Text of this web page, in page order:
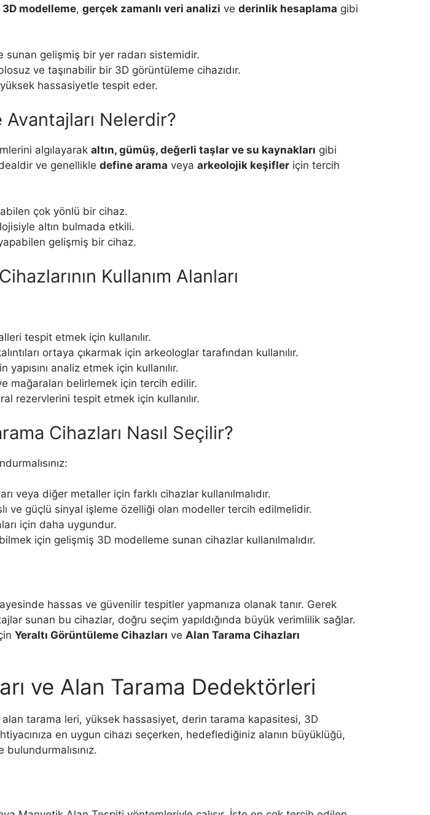
3D modelleme, gerçek zamanlı veri analizi ve derinlik hesaplama gibi
sunan gelişmiş bir yer radarı sistemidir.
ve taşınabilir bir 3D görüntüleme cihazıdır.
yüksek hassasiyetle tespit eder.
Avantajları Nelerdir?
algılayarak altın, gümüş, değerli taşlar ve su kaynakları gibi
ve genellikle define arama veya arkeolojik keşifler için tercih
çok yönlü bir cihaz.
altın bulmada etkili.
gelişmiş bir cihaz.
Kullanım Alanları
tespit etmek için kullanılır.
ortaya çıkarmak için arkeologlar tarafından kullanılır.
yapısını analiz etmek için kullanılır.
mağaraları belirlemek için tercih edilir.
rezervlerini tespit etmek için kullanılır.
Cihazları Nasıl Seçilir?
veya diğer metaller için farklı cihazlar kullanılmalıdır.
ve güçlü sinyal işleme özelliği olan modeller tercih edilmelidir.
için daha uygundur.
için gelişmiş 3D modelleme sunan cihazlar kullanılmalıdır.
hassas ve güvenilir tespitler yapmanıza olanak tanır. Gerek
sunan bu cihazlar, doğru seçim yapıldığında büyük verimlilik sağlar.
Yeraltı Görüntüleme Cihazları ve Alan Tarama Cihazları
ve Alan Tarama Dedektörleri
alan tarama leri, yüksek hassasiyet, derin tarama kapasitesi, 3D
en uygun cihazı seçerken, hedeflediğiniz alanın büyüklüğü,